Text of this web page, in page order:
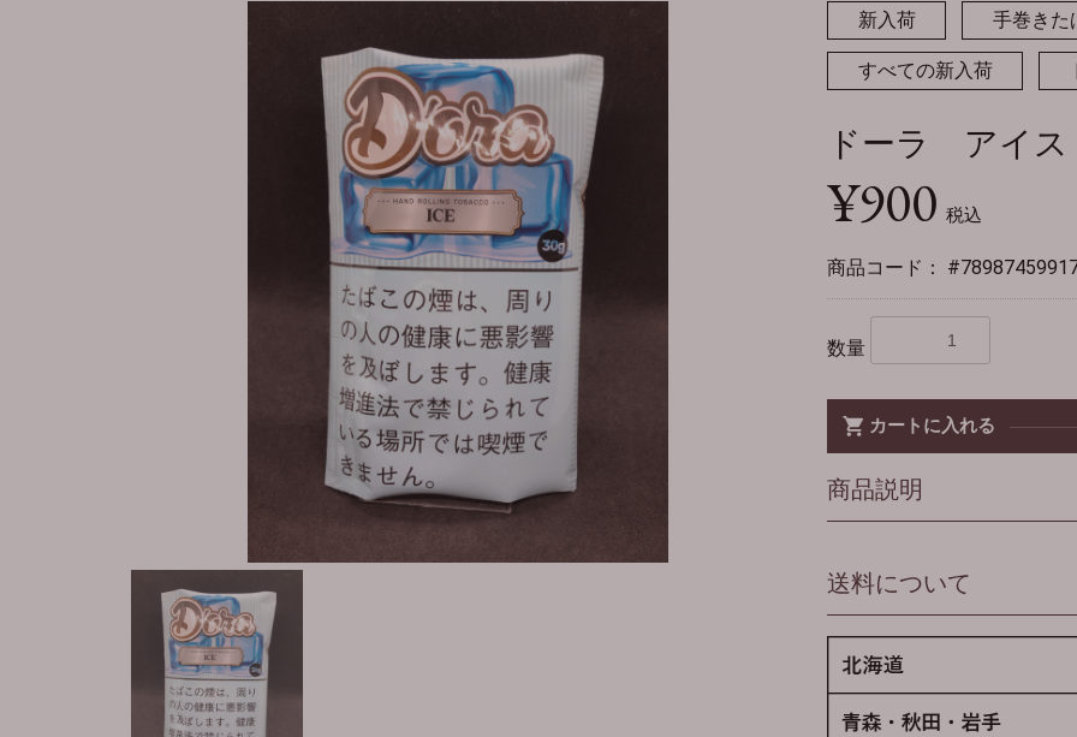
新入荷 手巻きた
すべての新入荷
ドーラ アイス
¥900 税込
商品コード：
数量
カートに入れる
商品説明
送料について